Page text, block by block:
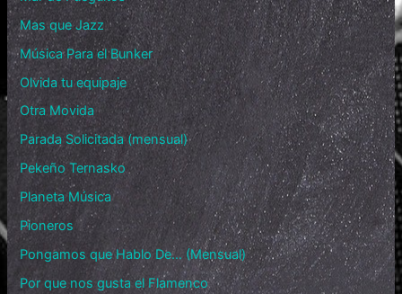
Mas que Jazz
Música Para el Bunker
Olvida tu equipaje
Otra Movida
Parada Solicitada (mensual)
Pekeño Ternasko
Planeta Música
Pioneros
Pongamos que Hablo De… (Mensual)
Por que nos gusta el Flamenco